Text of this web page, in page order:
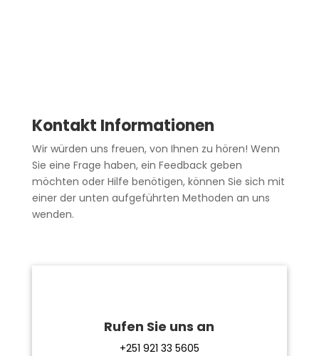
Kontakt Informationen
Wir würden uns freuen, von Ihnen zu hören! Wenn
Sie eine Frage haben, ein Feedback geben
möchten oder Hilfe benötigen, können Sie sich mit
einer der unten aufgeführten Methoden an uns
wenden.
Rufen Sie uns an
+251 921 33 5605